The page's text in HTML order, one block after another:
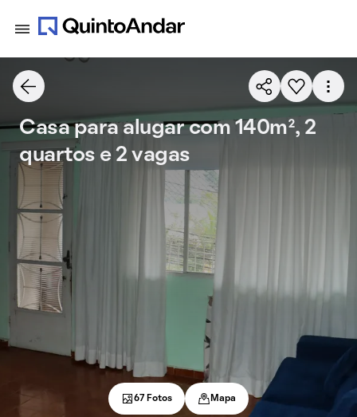
Casa para alugar com 140m², 2
quartos e 2 vagas
67 Fotos Mapa